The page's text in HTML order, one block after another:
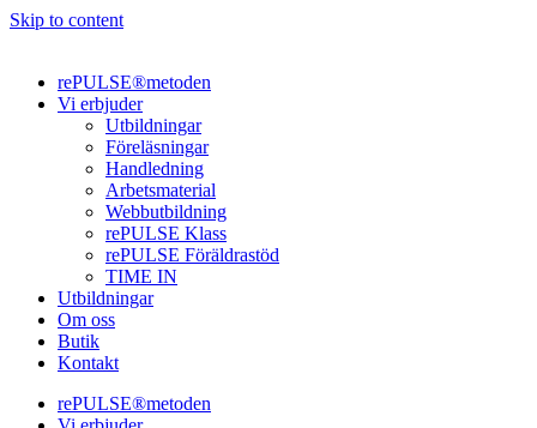
Skip to content
rePULSE®metoden
Vi erbjuder
Utbildningar
Föreläsningar
Handledning
Arbetsmaterial
Webbutbildning
rePULSE Klass
rePULSE Föräldrastöd
TIME IN
Utbildningar
Om oss
Butik
Kontakt
rePULSE®metoden